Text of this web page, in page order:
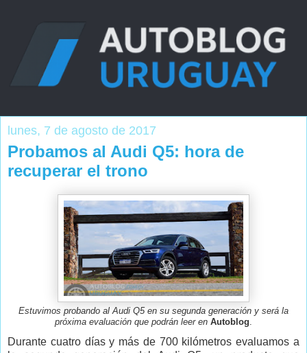
lunes, 7 de agosto de 2017
Probamos al Audi Q5: hora de
recuperar el trono
Estuvimos probando al Audi Q5 en su segunda generación y será la
próxima evaluación que podrán leer en Autoblog
Durante cuatro días y más de 700 kilómetros evaluamos a